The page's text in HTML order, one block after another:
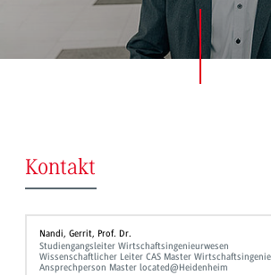
Kontakt
Nandi, Gerrit, Prof. Dr.
Studiengangsleiter Wirtschaftsingenieurwesen
Wissenschaftlicher Leiter CAS Master
Ansprechperson Master located@Heidenheim